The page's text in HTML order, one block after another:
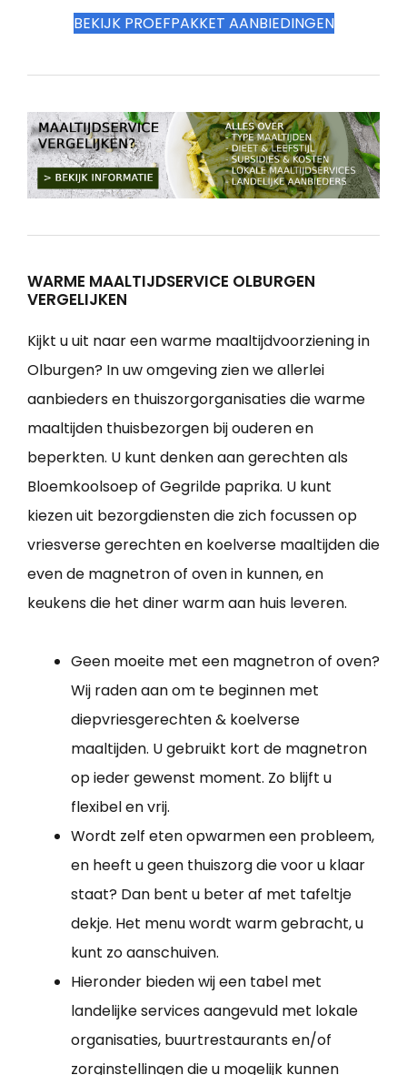
BEKIJK PROEFPAKKET AANBIEDINGEN
WARME MAALTIJDSERVICE OLBURGEN
VERGELIJKEN
Kijkt u uit naar een warme maaltijdvoorziening in
Olburgen? In uw omgeving zien we allerlei
aanbieders en thuiszorgorganisaties die warme
maaltijden thuisbezorgen bij ouderen en
beperkten. U kunt denken aan gerechten als
Bloemkoolsoep of Gegrilde paprika. U kunt
kiezen uit bezorgdiensten die zich focussen op
vriesverse gerechten en koelverse maaltijden die
even de magnetron of oven in kunnen, en
keukens die het diner warm aan huis leveren.
Geen moeite met een magnetron of oven?
Wij raden aan om te beginnen met
diepvriesgerechten & koelverse
maaltijden. U gebruikt kort de magnetron
op ieder gewenst moment. Zo blijft u
flexibel en vrij.
Wordt zelf eten opwarmen een probleem,
en heeft u geen thuiszorg die voor u klaar
staat? Dan bent u beter af met tafeltje
dekje. Het menu wordt warm gebracht, u
kunt zo aanschuiven.
Hieronder bieden wij een tabel met
landelijke services aangevuld met lokale
organisaties, buurtrestaurants en/of
zorginstellingen die u mogelijk kunnen